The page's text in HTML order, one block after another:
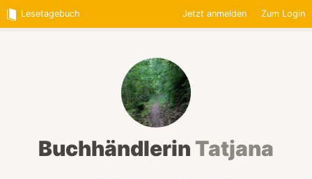
Lesetagebuch Jetzt anmelden Zum Login
Buchhändlerin Tatjana